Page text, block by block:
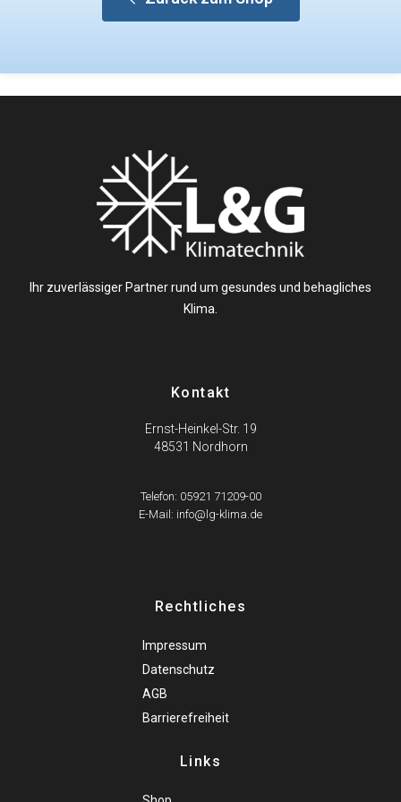
Ihr zuverlässiger Partner rund um gesundes und behagliches
Klima.
Kontakt
Ernst-Heinkel-Str. 19
48531 Nordhorn
Telefon: 05921 71209-00
E-Mail: info@lg-klima.de
Rechtliches
Impressum
Datenschutz
AGB
Barrierefreiheit
Links